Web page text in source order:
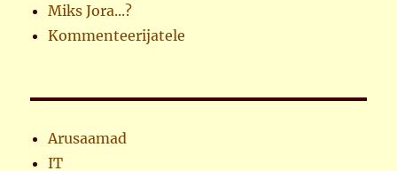
Miks Jora...?
Kommenteerijatele
Arusaamad
IT